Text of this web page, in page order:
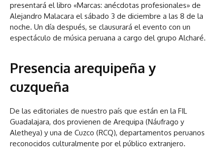
presentará el libro «Marcas: anécdotas profesionales» de
Alejandro Malacara el sábado 3 de diciembre a las 8 de la
noche. Un día después, se clausurará el evento con un
espectáculo de música peruana a cargo del grupo Alcharé.
Presencia arequipeña y
cuzqueña
De las editoriales de nuestro país que están en la FIL
Guadalajara, dos provienen de Arequipa (Náufrago y
Aletheya) y una de Cuzco (RCQ), departamentos peruanos
reconocidos culturalmente por el público extranjero.